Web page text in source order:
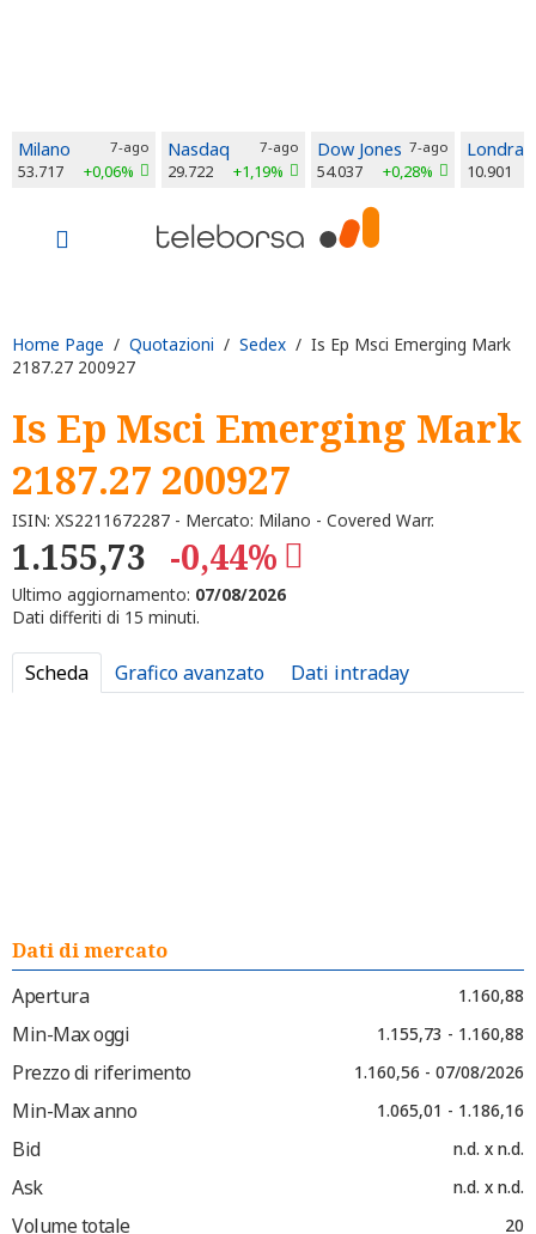
Milano 7-ago
53.717 +0,06%
Nasdaq 7-ago
29.722 +1,19%
Dow Jones 7-ago
54.037 +0,28%
Londra
10.901
Home Page / Quotazioni / Sedex / Is Ep Msci Emerging Mark
2187.27 200927
Is Ep Msci Emerging Mark
2187.27 200927
ISIN: XS2211672287 - Mercato: Milano - Covered Warr.
1.155,73 -0,44%
Ultimo aggiornamento: 07/08/2026
Dati differiti di 15 minuti.
Scheda Grafico avanzato Dati intraday
Dati di mercato
Apertura
1.160,88
Min-Max oggi 1.155,73 - 1.160,88
Prezzo di riferimento 1.160,56 - 07/08/2026
Min-Max anno 1.065,01 - 1.186,16
Bid n.d. x n.d.
Ask n.d. x n.d.
Volume totale 20